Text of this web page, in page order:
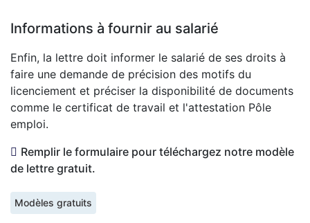
Informations à fournir au salarié
Enfin, la lettre doit informer le salarié de ses droits à
faire une demande de précision des motifs du
licenciement et préciser la disponibilité de documents
comme le certificat de travail et l'attestation Pôle
emploi.
Remplir le formulaire pour téléchargez notre modèle
de lettre gratuit.
Modèles gratuits